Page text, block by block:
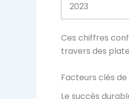
2023
Ces chiffres
travers des
Facteurs clés
Le succès